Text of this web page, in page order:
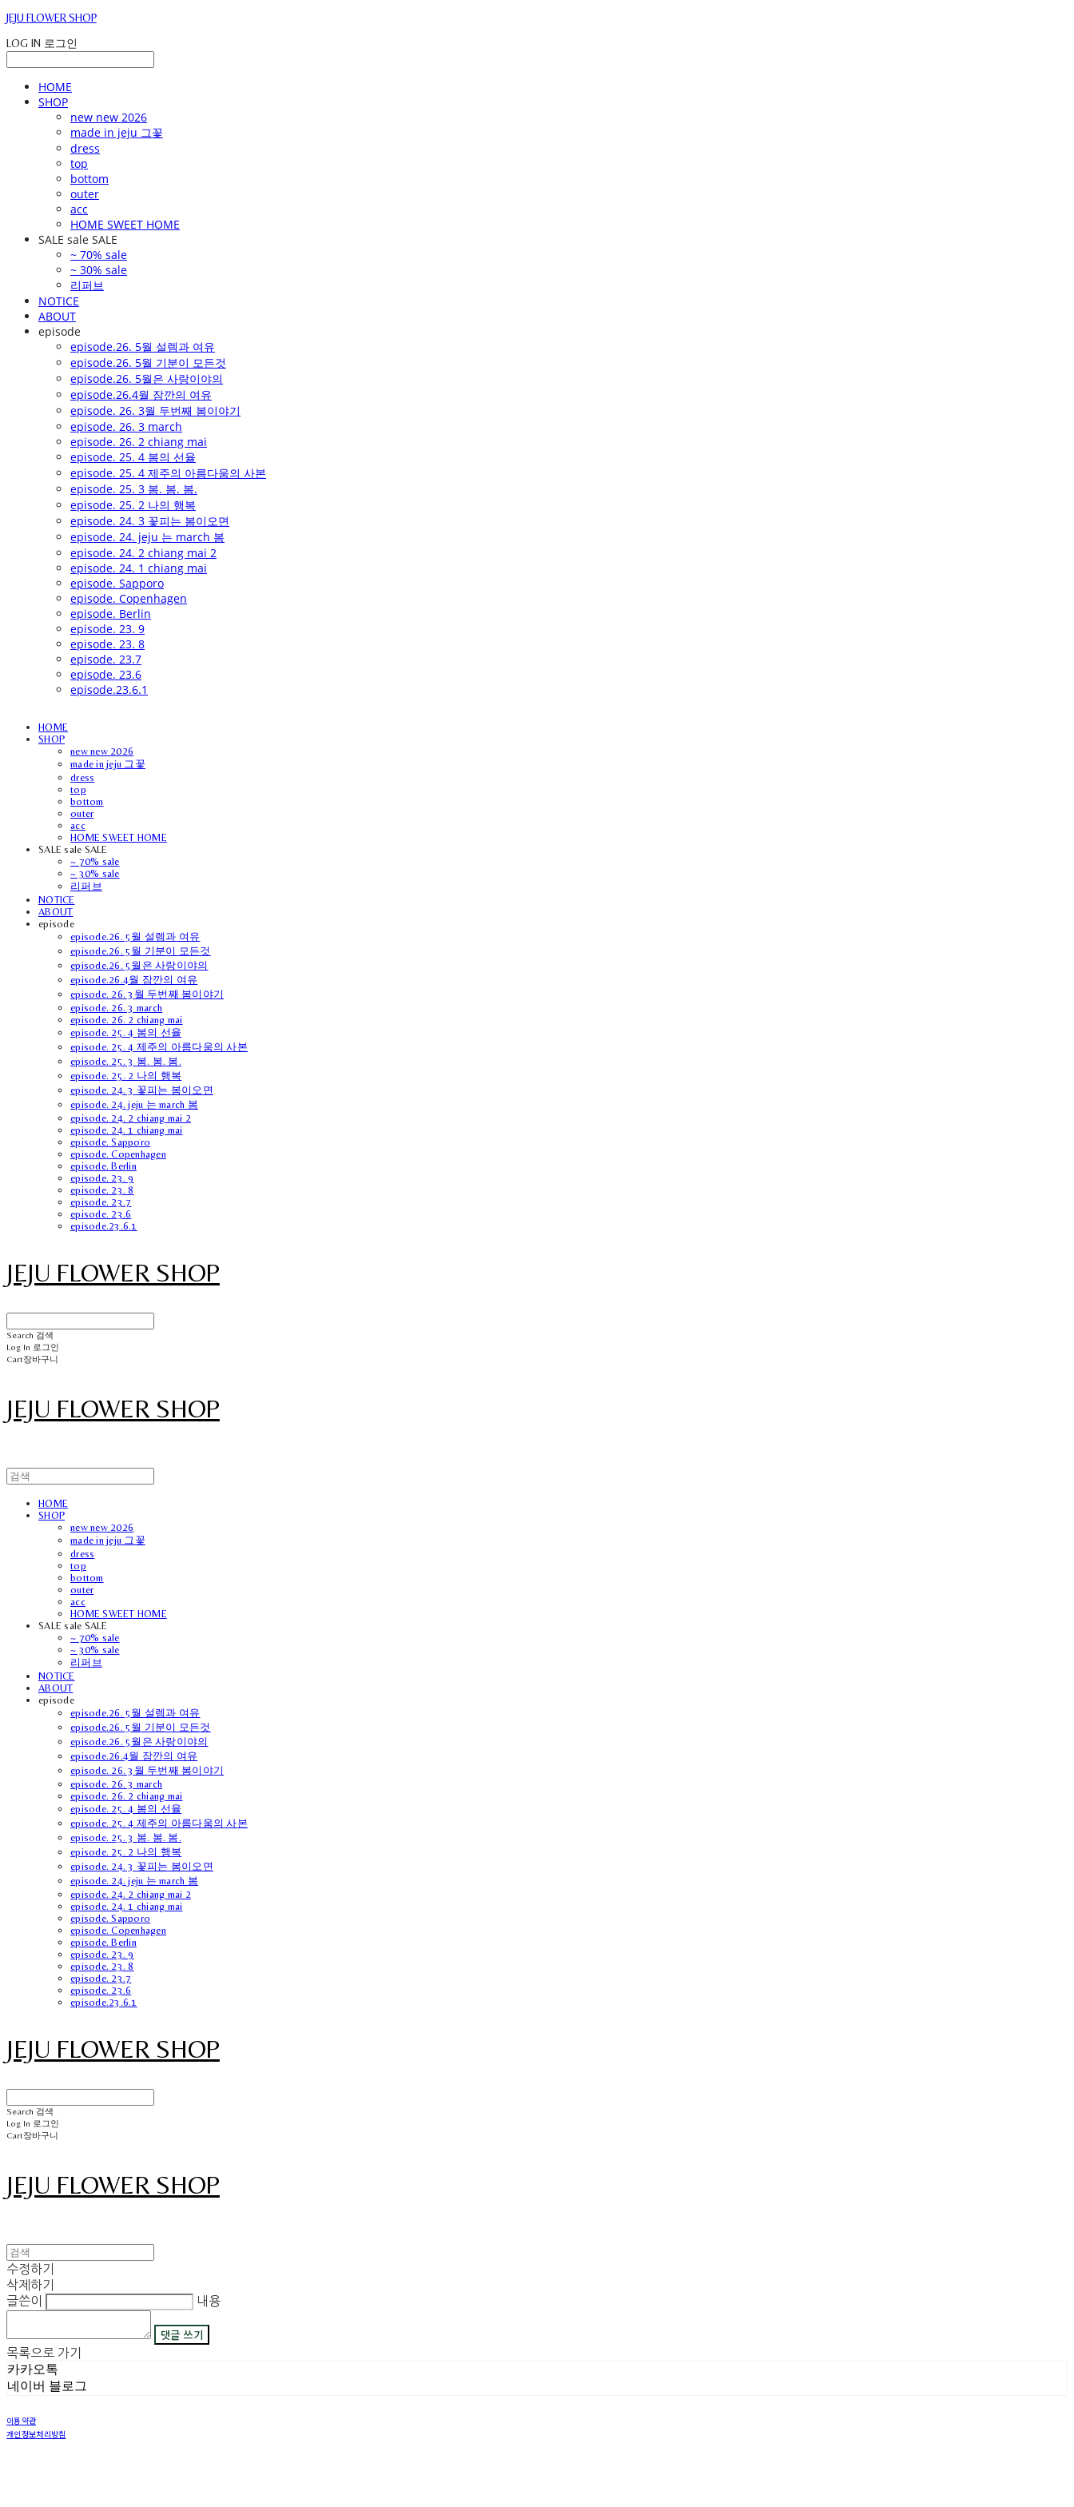
JEJU FLOWER SHOP
LOG IN 로그인
HOME
SHOP
new new 2026
made in jeju 그꽃
dress
top
bottom
outer
acc
HOME SWEET HOME
SALE sale SALE
~ 70% sale
~ 30% sale
리퍼브
NOTICE
ABOUT
episode
episode.26. 5월 설렘과 여유
episode.26. 5월 기분이 모든것
episode.26. 5월은 사랑이야의
episode.26.4월 잠깐의 여유
episode. 26. 3월 두번째 봄이야기
episode. 26. 3 march
episode. 26. 2 chiang mai
episode. 25. 4 봄의 선율
episode. 25. 4 제주의 아름다움의 사본
episode. 25. 3 봄. 봄. 봄.
episode. 25. 2 나의 행복
episode. 24. 3 꽃피는 봄이오면
episode. 24. jeju 는 march 봄
episode. 24. 2 chiang mai 2
episode. 24. 1 chiang mai
episode. Sapporo
episode. Copenhagen
episode. Berlin
episode. 23. 9
episode. 23. 8
episode. 23.7
episode. 23.6
episode.23.6.1
HOME
SHOP
new new 2026
made in jeju 그꽃
dress
top
bottom
outer
acc
HOME SWEET HOME
SALE sale SALE
~ 70% sale
~ 30% sale
리퍼브
NOTICE
ABOUT
episode
episode.26. 5월 설렘과 여유
episode.26. 5월 기분이 모든것
episode.26. 5월은 사랑이야의
episode.26.4월 잠깐의 여유
episode. 26. 3월 두번째 봄이야기
episode. 26. 3 march
episode. 26. 2 chiang mai
episode. 25. 4 봄의 선율
episode. 25. 4 제주의 아름다움의 사본
episode. 25. 3 봄. 봄. 봄.
episode. 25. 2 나의 행복
episode. 24. 3 꽃피는 봄이오면
episode. 24. jeju 는 march 봄
episode. 24. 2 chiang mai 2
episode. 24. 1 chiang mai
episode. Sapporo
episode. Copenhagen
episode. Berlin
episode. 23. 9
episode. 23. 8
episode. 23.7
episode. 23.6
episode.23.6.1
JEJU FLOWER SHOP
Search 검색
Log In 로그인
Cart장바구니
JEJU FLOWER SHOP
HOME
SHOP
new new 2026
made in jeju 그꽃
dress
top
bottom
outer
acc
HOME SWEET HOME
SALE sale SALE
~ 70% sale
~ 30% sale
리퍼브
NOTICE
ABOUT
episode
episode.26. 5월 설렘과 여유
episode.26. 5월 기분이 모든것
episode.26. 5월은 사랑이야의
episode.26.4월 잠깐의 여유
episode. 26. 3월 두번째 봄이야기
episode. 26. 3 march
episode. 26. 2 chiang mai
episode. 25. 4 봄의 선율
episode. 25. 4 제주의 아름다움의 사본
episode. 25. 3 봄. 봄. 봄.
episode. 25. 2 나의 행복
episode. 24. 3 꽃피는 봄이오면
episode. 24. jeju 는 march 봄
episode. 24. 2 chiang mai 2
episode. 24. 1 chiang mai
episode. Sapporo
episode. Copenhagen
episode. Berlin
episode. 23. 9
episode. 23. 8
episode. 23.7
episode. 23.6
episode.23.6.1
JEJU FLOWER SHOP
Search 검색
Log In 로그인
Cart장바구니
JEJU FLOWER SHOP
수정하기
삭제하기
글쓴이
내용
댓글 쓰기
목록으로 가기
카카오톡
네이버 블로그
이용약관
개인정보처리방침